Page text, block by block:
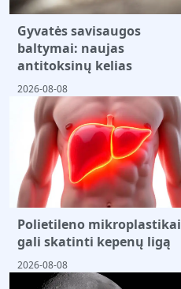
Gyvatės savisaugos
baltymai: naujas
antitoksinų kelias
2026-08-08
Polietileno mikroplastikai
gali skatinti kepenų ligą
2026-08-08